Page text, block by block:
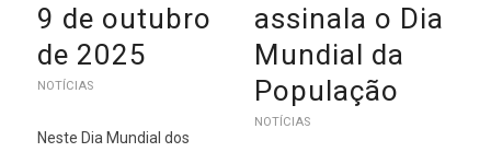
9 de outubro
de 2025
NOTÍCIAS
Neste Dia Mundial dos
assinala o Dia
Mundial da
População
NOTÍCIAS